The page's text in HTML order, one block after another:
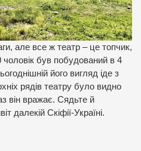
але все ж театр – це топчик,
чоловік був побудований в 4
його вигляд іде з
рядів театру було видно
він вражає. Сядьте й
далекій Скіфії-Україні.